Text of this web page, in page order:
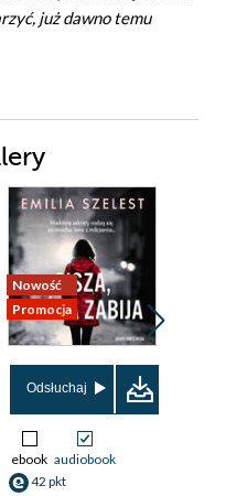
już dawno temu
Nowość
Promocja
Odsłuchaj
ebook audiobook
42 pkt